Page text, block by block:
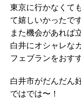
東京に行かなくて
て嬉しいかったです
また機会があれば
白井にオシャレな
フェブランをおす
白井市がだんだん
ではでは〜！